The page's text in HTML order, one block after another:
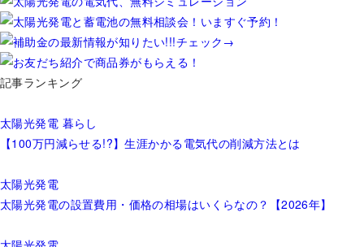
記事ランキング
太陽光発電 暮らし
【100万円減らせる!?】生涯かかる電気代の削減方法とは
太陽光発電
太陽光発電の設置費用・価格の相場はいくらなの？【2026年】